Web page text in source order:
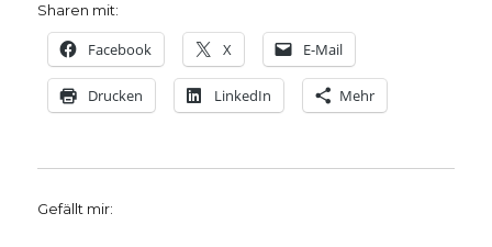
Sharen mit:
Facebook X E-Mail
Drucken LinkedIn Mehr
Gefällt mir: